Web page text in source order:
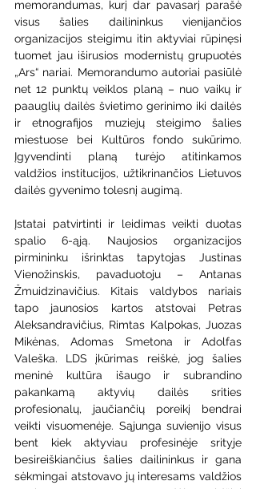
memorandumas, kurį dar pavasarį parašė
visus šalies dailininkus vienijančios
organizacijos steigimu itin aktyviai rūpinęsi
tuomet jau iširusios modernistų grupuotės
„Ars“ nariai. Memorandumo autoriai pasiūlė
net 12 punktų veiklos planą – nuo vaikų ir
paauglių dailės švietimo gerinimo iki dailės
ir etnografijos muziejų steigimo šalies
miestuose bei Kultūros fondo sukūrimo.
Įgyvendinti planą turėjo atitinkamos
valdžios institucijos, užtikrinančios Lietuvos
dailės gyvenimo tolesnį augimą.
Įstatai patvirtinti ir leidimas veikti duotas
spalio 6-ąją. Naujosios organizacijos
pirmininku išrinktas tapytojas Justinas
Vienožinskis, pavaduotoju – Antanas
Žmuidzinavičius. Kitais valdybos nariais
tapo jaunosios kartos atstovai Petras
Aleksandravičius, Rimtas Kalpokas, Juozas
Mikėnas, Adomas Smetona ir Adolfas
Valeška. LDS įkūrimas reiškė, jog šalies
meninė kultūra išaugo ir subrandino
pakankamą aktyvių dailės srities
profesionalų, jaučiančių poreikį bendrai
veikti visuomenėje. Sąjunga suvienijo visus
bent kiek aktyviau profesinėje srityje
besireiškiančius šalies dailininkus ir gana
sėkmingai atstovavo jų interesams valdžios